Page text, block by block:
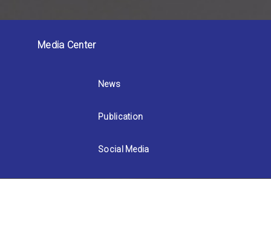
Media Center
News
Publication
Social Media